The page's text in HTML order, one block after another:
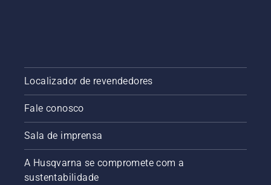
Localizador de revendedores
Fale conosco
Sala de imprensa
A Husqvarna se compromete com a
sustentabilidade